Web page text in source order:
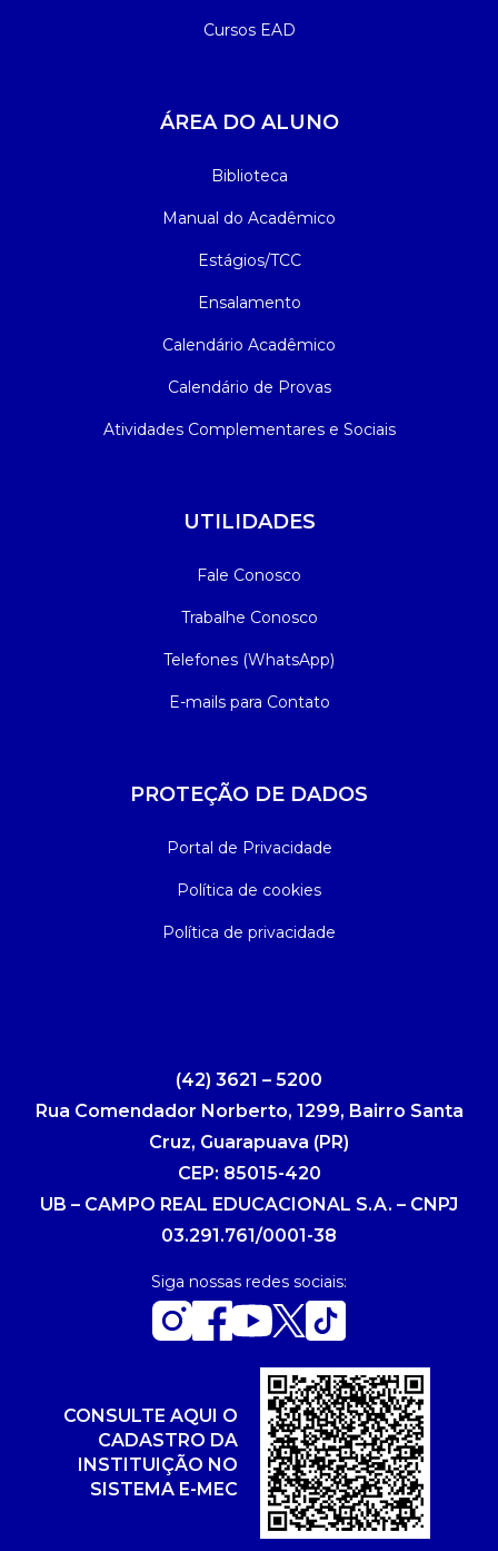
Cursos EAD
ÁREA DO ALUNO
Biblioteca
Manual do Acadêmico
Estágios/TCC
Ensalamento
Calendário Acadêmico
Calendário de Provas
Atividades Complementares e Sociais
UTILIDADES
Fale Conosco
Trabalhe Conosco
Telefones (WhatsApp)
E-mails para Contato
PROTEÇÃO DE DADOS
Portal de Privacidade
Política de cookies
Política de privacidade
(42) 3621 – 5200
Rua Comendador Norberto, 1299, Bairro Santa
Cruz, Guarapuava (PR)
CEP: 85015-420
UB – CAMPO REAL EDUCACIONAL S.A. – CNPJ
03.291.761/0001-38
Siga nossas redes sociais:
CONSULTE AQUI O
CADASTRO DA
INSTITUIÇÃO NO
SISTEMA E-MEC